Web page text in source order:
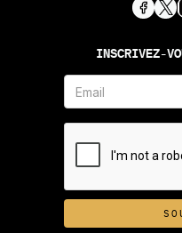
INSCRIVEZ-